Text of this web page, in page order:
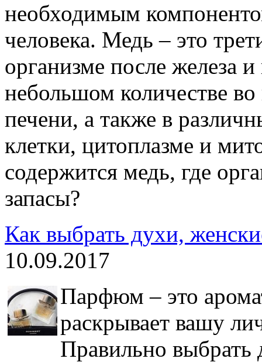
необходимым
человека. Медь – это
организме после железа
небольшом количестве
печени, а также в
клетки, цитоплазме и
содержится медь, где
запасы?
Как выбрать духи,
10.09.2017
Парфюм – это
раскрывает вашу
Правильно выбрать